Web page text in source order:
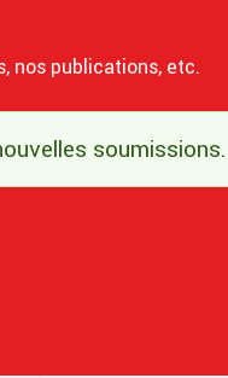
nos publications, etc.
soumissions.